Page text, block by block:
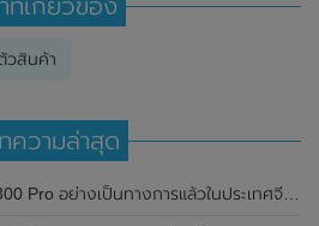
ที่เกี่ยวข้อง
วสินค้า
ความล่าสุด
มาพร้อมดีไซน์พรีเมี่ยม ทนทาน และแบตเตอรี่สุดอึดขนาดใหญ่ 6,500mAh พร้อมรองรับการชาร์จไว 80W